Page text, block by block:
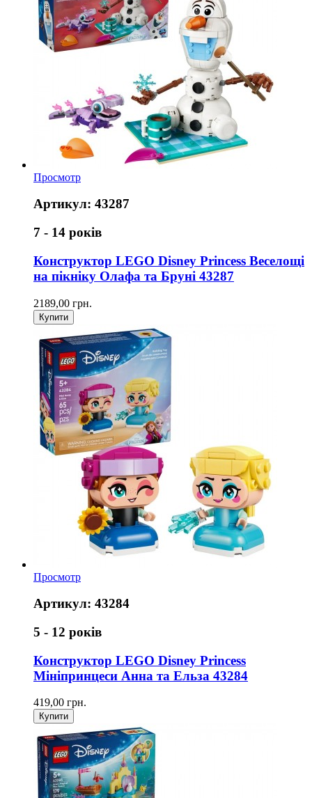
Просмотр
Артикул: 43287
7 - 14 років
Конструктор LEGO Disney Princess Веселощі
на пікніку Олафа та Бруні 43287
2189,00 грн.
Купити
Просмотр
Артикул: 43284
5 - 12 років
Конструктор LEGO Disney Princess
Мініпринцеси Анна та Ельза 43284
419,00 грн.
Купити